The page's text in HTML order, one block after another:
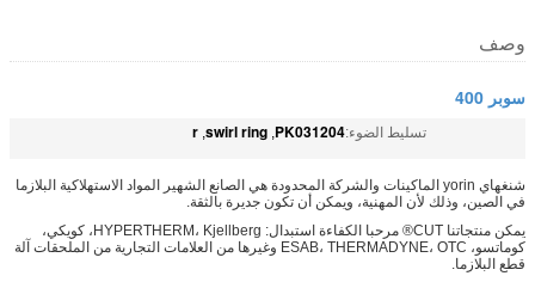
وصف
سوبر 400
تسليط الضوء:PK031204
,
swirl ring
,
r
شنغهاي yorin الماكينات والشركة المحدودة هي الصانع الشهير المواد الاستهلاكية البلازما
في الصين، وذلك لأن المهنية، ويمكن أن تكون جديرة بالثقة.
يمكن منتجاتنا CUT® مرحبا الكفاءة استبدال: HYPERTHERM، Kjellberg، كويكي،
كوماتسو، ESAB، THERMADYNE، OTC وغيرها من العلامات التجارية من الملحقات آلة
قطع البلازما.